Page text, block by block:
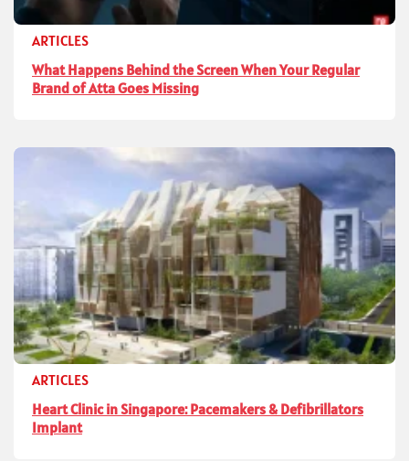
ARTICLES
What Happens Behind the Screen When Your Regular
Brand of Atta Goes Missing
ARTICLES
Heart Clinic in Singapore: Pacemakers & Defibrillators
Implant